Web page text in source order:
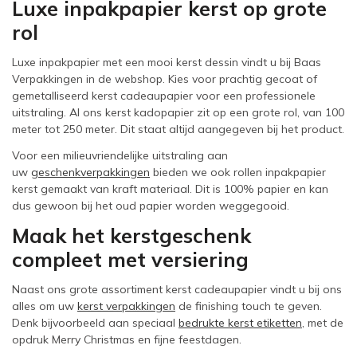
Luxe inpakpapier kerst op grote
rol
Luxe inpakpapier met een mooi kerst dessin vindt u bij Baas
Verpakkingen in de webshop. Kies voor prachtig gecoat of
gemetalliseerd kerst cadeaupapier voor een professionele
uitstraling. Al ons kerst kadopapier zit op een grote rol, van 100
meter tot 250 meter. Dit staat altijd aangegeven bij het product.
Voor een milieuvriendelijke uitstraling aan
uw geschenkverpakkingen bieden we ook rollen inpakpapier
kerst gemaakt van kraft materiaal. Dit is 100% papier en kan
dus gewoon bij het oud papier worden weggegooid.
Maak het kerstgeschenk
compleet met versiering
Naast ons grote assortiment kerst cadeaupapier vindt u bij ons
alles om uw kerst verpakkingen de finishing touch te geven.
Denk bijvoorbeeld aan speciaal bedrukte kerst etiketten, met de
opdruk Merry Christmas en fijne feestdagen.